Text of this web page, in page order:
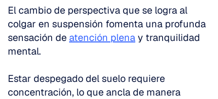
El cambio de perspectiva que se logra al
colgar en suspensión fomenta una profunda
sensación de atención plena y tranquilidad
mental.
Estar despegado del suelo requiere
concentración, lo que ancla de manera